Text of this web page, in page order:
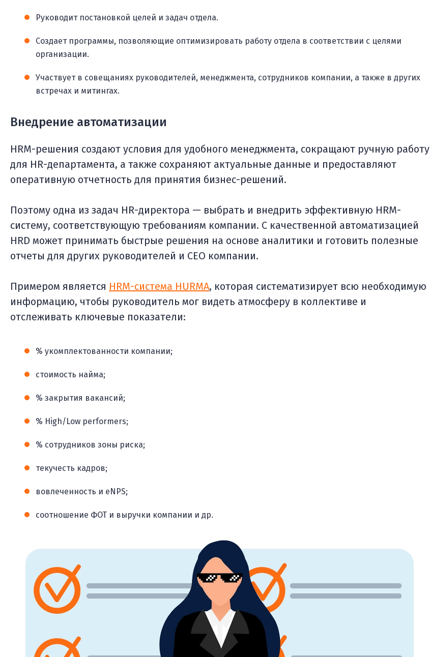
Руководит постановкой целей и задач отдела.
Создает программы, позволяющие оптимизировать работу отдела в соответствии с целями
организации.
Участвует в совещаниях руководителей, менеджмента, сотрудников компании, а также в других
встречах и митингах.
Внедрение автоматизации
HRM-решения создают условия для удобного менеджмента, сокращают ручную работу
для HR-департамента, а также сохраняют актуальные данные и предоставляют
оперативную отчетность для принятия бизнес-решений.
Поэтому одна из задач HR-директора — выбрать и внедрить эффективную HRM-
систему, соответствующую требованиям компании. С качественной автоматизацией
HRD может принимать быстрые решения на основе аналитики и готовить полезные
отчеты для других руководителей и CEO компании.
Примером является HRM-система HURMA, которая систематизирует всю необходимую
информацию, чтобы руководитель мог видеть атмосферу в коллективе и
отслеживать ключевые показатели:
% укомплектованности компании;
стоимость найма;
% закрытия вакансий;
% High/Low performers;
% сотрудников зоны риска;
текучесть кадров;
вовлеченность и eNPS;
соотношение ФОТ и выручки компании и др.